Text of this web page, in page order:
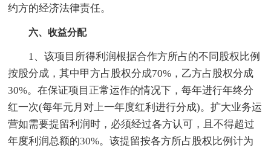
约方的经济法律责任。
六、收益分配
1、该项目所得利润根据合作方所占的不同股权比例
按股分成，其中甲方占股权分成70%，乙方占股权分成
30%。在保证项目正常运作的情况下，每年进行年终分
红一次(每年元月对上一年度红利进行分成)。扩大业务运
营如需要提留利润时，必须经过各方认可，且不得超过
年度利润总额的30%。该提留按各方所占股权比例计为